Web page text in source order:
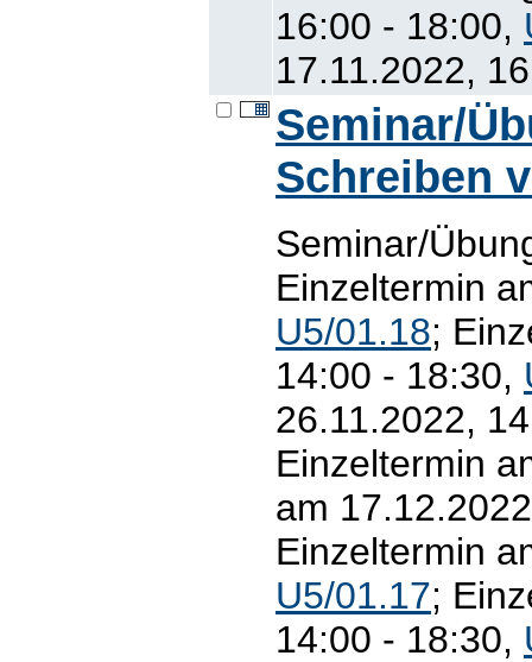
16:00 - 18:00,
17.11.2022,
Seminar/
Schreiben
Seminar/
Einzeltermin
U5/01.18;
14:00 - 18:30,
26.11.2022,
Einzeltermin
am
Einzeltermin
U5/01.17;
14:00 - 18:30,